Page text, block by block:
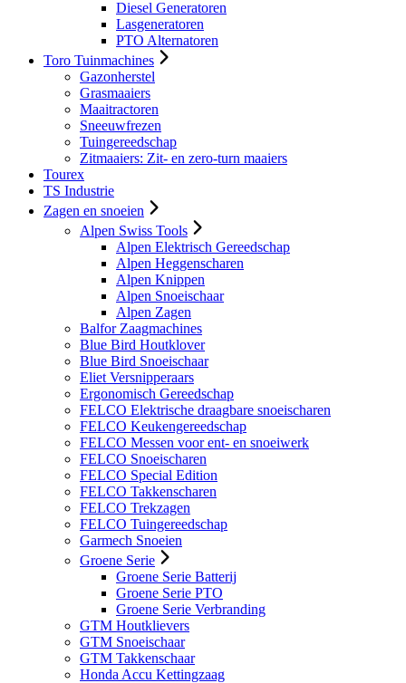
Diesel Generatoren
Lasgeneratoren
PTO Alternatoren
Toro Tuinmachines
Gazonherstel
Grasmaaiers
Maaitractoren
Sneeuwfrezen
Tuingereedschap
Zitmaaiers: Zit- en zero-turn maaiers
Tourex
TS Industrie
Zagen en snoeien
Alpen Swiss Tools
Alpen Elektrisch Gereedschap
Alpen Heggenscharen
Alpen Knippen
Alpen Snoeischaar
Alpen Zagen
Balfor Zaagmachines
Blue Bird Houtklover
Blue Bird Snoeischaar
Eliet Versnipperaars
Ergonomisch Gereedschap
FELCO Elektrische draagbare snoeischaren
FELCO Keukengereedschap
FELCO Messen voor ent- en snoeiwerk
FELCO Snoeischaren
FELCO Special Edition
FELCO Takkenscharen
FELCO Trekzagen
FELCO Tuingereedschap
Garmech Snoeien
Groene Serie
Groene Serie Batterij
Groene Serie PTO
Groene Serie Verbranding
GTM Houtklievers
GTM Snoeischaar
GTM Takkenschaar
Honda Accu Kettingzaag